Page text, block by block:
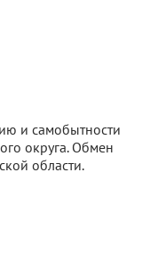
и самобытности
округа. Обмен
области.